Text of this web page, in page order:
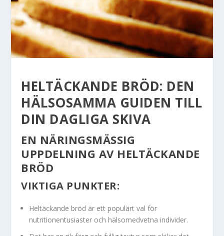
HELTÄCKANDE BRÖD: DEN
HÄLSOSAMMA GUIDEN TILL
DIN DAGLIGA SKIVA
EN NÄRINGSMÄSSIG
UPPDELNING AV HELTÄCKANDE
BRÖD
VIKTIGA PUNKTER:
Heltäckande bröd är ett populärt val för
nutritionentusiaster och hälsomedvetna individer.